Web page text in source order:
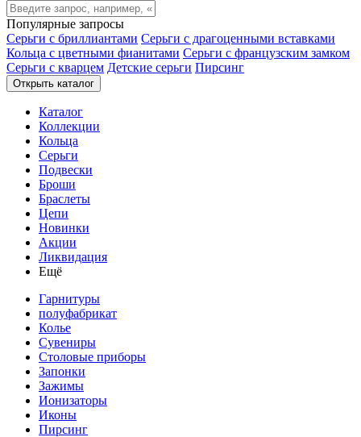
Популярные запросы
Серьги с бриллиантами Серьги с драгоценными вставками
Кольца с цветными фианитами Серьги с французским замком
Серьги с кварцем Детские серьги Пирсинг
Открыть каталог
Каталог
Коллекции
Кольца
Серьги
Подвески
Броши
Браслеты
Цепи
Новинки
Акции
Ликвидация
Ещё
Гарнитуры
полуфабрикат
Колье
Сувениры
Столовые приборы
Запонки
Зажимы
Ионизаторы
Иконы
Пирсинг